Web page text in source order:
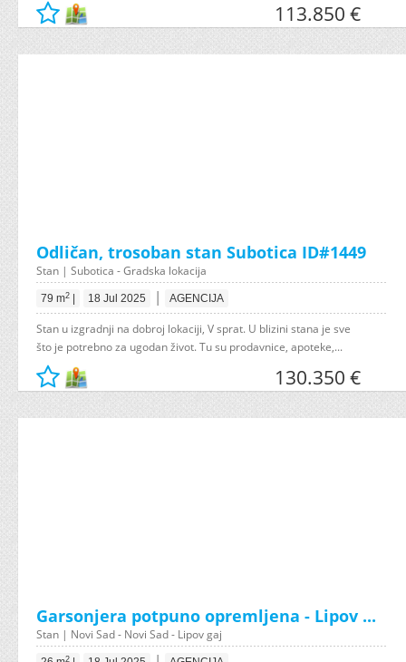
113.850 €
Odličan, trosoban stan Subotica ID#1449
Stan | Subotica - Gradska lokacija
79 m2 18 Jul 2025 | AGENCIJA
Stan u izgradnji na dobroj lokaciji, V sprat. U blizini stana je sve
što je potrebno za ugodan život. Tu su prodavnice, apoteke,...
130.350 €
Garsonjera potpuno opremljena - Lipov ...
Stan | Novi Sad - Novi Sad - Lipov gaj
2